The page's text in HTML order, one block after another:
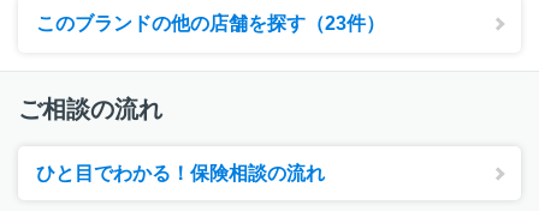
このブランドの他の店舗を探す（23件）
ご相談の流れ
ひと目でわかる！保険相談の流れ